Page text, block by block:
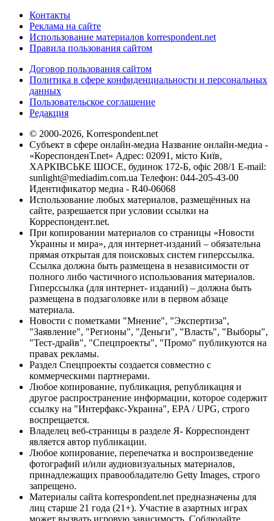
Контакты
Реклама на сайте
Использование материалов korrespondent.net
Правила пользования сайтом
Договор пользования сайтом
Политика в сфере конфиденциальности и персональных
данных
Пользовательское соглашение
Редакция
© 2000-2026, Korrespondent.net
Субъект в сфере онлайн-медиа Название онлайн-медиа -
«КореспонденТ.net» Адрес: 02091, місто Київ,
ХАРКІВСЬКЕ ШОСЕ, будинок 172-Б, офіс 208/1 E-mail:
sunlight@mediadim.com.ua Телефон: 044-205-43-00
Идентификатор медиа - R40-06068
Использование любых материалов, размещённых на
сайте, разрешается при условии ссылки на
Корреспондент.net.
При копировании материалов со страницы «Новости
Украины и мира», для интернет-изданий – обязательна
прямая открытая для поисковых систем гиперссылка.
Ссылка должна быть размещена в независимости от
полного либо частичного использования материалов.
Гиперссылка (для интернет- изданий) – должна быть
размещена в подзаголовке или в первом абзаце
материала.
Новости с пометками "Мнение", "Экспертиза",
"Заявление", "Регионы", "Деньги", "Власть", "Выборы",
"Тест-драйв", "Спецпроекты", "Промо" публикуются на
правах рекламы.
Раздел Спецпроекты создается совместно с
коммерческими партнерами.
Любое копирование, публикация, републикация и
другое распространение информации, которое содержит
ссылку на "Интерфакс-Украина", EPA / UPG, строго
воспрещается.
Владелец веб-страницы в разделе Я- Корреспондент
является автор публикации.
Любое копирование, перепечатка и воспроизведение
фотографий и/или аудиовизуальных материалов,
принадлежащих правообладателю Getty Images, строго
запрещено.
Материалы сайта korrespondent.net предназначены для
лиц старше 21 года (21+). Участие в азартных играх
может вызвать игровую зависимость. Соблюдайте